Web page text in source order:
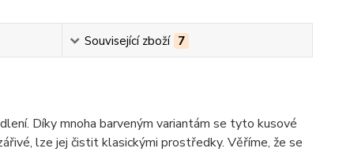
Související zboží 7
Díky mnoha barveným variantám se tyto kusové
lze jej čistit klasickými prostředky. Věříme, že se